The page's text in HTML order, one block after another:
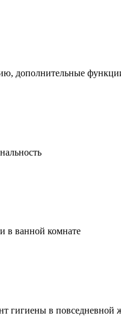
дополнительные
в ванной комнате
гигиены в повседневной